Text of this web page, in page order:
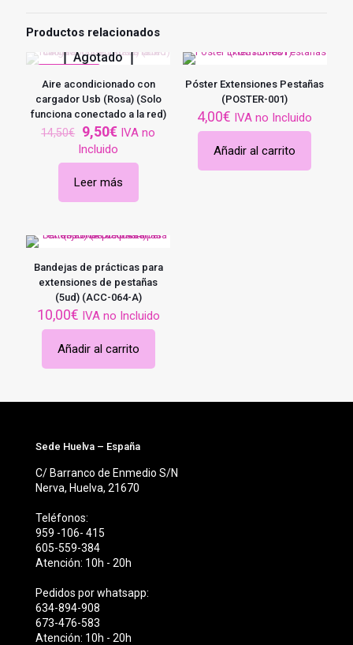
Productos relacionados
Agotado
Aire acondicionado con
cargador Usb (Rosa) (Solo
funciona conectado a la red)
14,50€ El
precio
original
14,50€.
9,50€El
precio
actual
9,50€.
IVA no
Incluido
Leer más
Póster Extensiones Pestañas
(POSTER-001)
4,00€ IVA no Incluido
Añadir al carrito
Bandejas de prácticas para
extensiones de pestañas
(5ud) (ACC-064-A)
10,00€ IVA no Incluido
Añadir al carrito
Sede Huelva – España
C/ Barranco de Enmedio S/N
Nerva, Huelva, 21670
Teléfonos:
959 -106- 415
605-559-384
Atención: 10h - 20h
Pedidos por whatsapp:
634-894-908
673-476-583
Atención: 10h - 20h